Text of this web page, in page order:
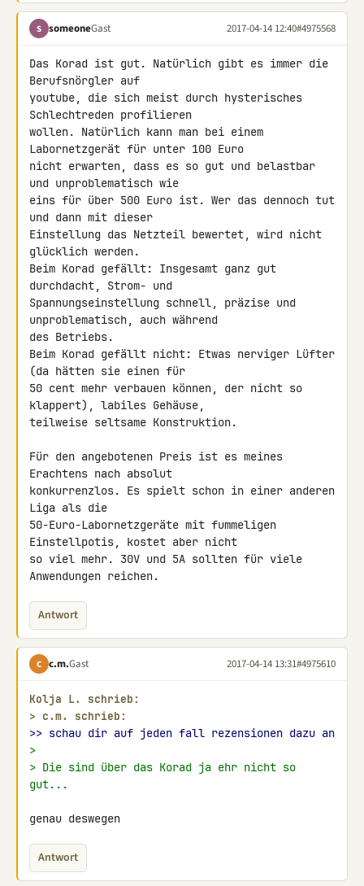
S someoneGast 2017-04-14 12:40#4975568
Das Korad ist gut. Natürlich gibt es immer die
Berufsnörgler auf
youtube, die sich meist durch hysterisches
Schlechtreden profilieren
wollen. Natürlich kann man bei einem
Labornetzgerät für unter 100 Euro
nicht erwarten, dass es so gut und belastbar
und unproblematisch wie
eins für über 500 Euro ist. Wer das dennoch tut
und dann mit dieser
Einstellung das Netzteil bewertet, wird nicht
glücklich werden.
Beim Korad gefällt: Insgesamt ganz gut
durchdacht, Strom- und
Spannungseinstellung schnell, präzise und
unproblematisch, auch während
des Betriebs.
Beim Korad gefällt nicht: Etwas nerviger Lüfter
(da hätten sie einen für
50 cent mehr verbauen können, der nicht so
klappert), labiles Gehäuse,
teilweise seltsame Konstruktion.
Für den angebotenen Preis ist es meines
Erachtens nach absolut
konkurrenzlos. Es spielt schon in einer anderen
Liga als die
50-Euro-Labornetzgeräte mit fummeligen
Einstellpotis, kostet aber nicht
so viel mehr. 30V und 5A sollten für viele
Anwendungen reichen.
Antwort
C c.m.Gast 2017-04-14 13:31#4975610
Kolja L. schrieb:
> c.m. schrieb:
>> schau dir auf jeden fall rezensionen dazu an
>
> Die sind über das Korad ja ehr nicht so
gut...
genau deswegen
Antwort